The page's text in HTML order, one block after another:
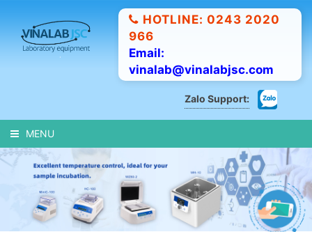
HOTLINE: 0243 2020
966
Email:
vinalab@vinalabjsc.com
Zalo Support:
MENU